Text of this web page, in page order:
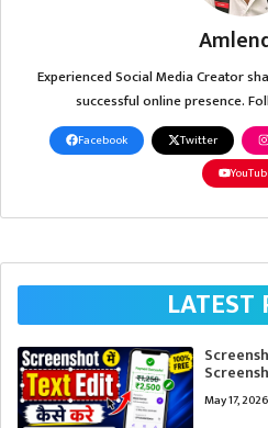
Experienced Social Media Creator
successful online presence.
Facebook Twitter
LATEST
May 17, 2026